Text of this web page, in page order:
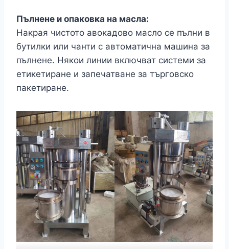
Пълнене и опаковка на масла:
Накрая чистото авокадово масло се пълни в
бутилки или чанти с автоматична машина за
пълнене. Някои линии включват системи за
етикетиране и запечатване за търговско
пакетиране.